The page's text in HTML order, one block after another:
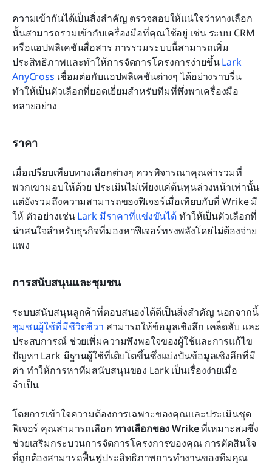
ความเข้ากันได้เป็นสิ่งสำคัญ ตรวจสอบให้แน่ใจว่าทางเลือก
นั้นสามารถรวมเข้ากับเครื่องมือที่คุณใช้อยู่ เช่น ระบบ CRM
หรือแอปพลิเคชันสื่อสาร การรวมระบบนี้สามารถเพิ่ม
ประสิทธิภาพและทำให้การจัดการโครงการง่ายขึ้น Lark
AnyCross เชื่อมต่อกับแอปพลิเคชันต่างๆ ได้อย่างราบรื่น
ทำให้เป็นตัวเลือกที่ยอดเยี่ยมสำหรับทีมที่พึ่งพาเครื่องมือ
หลายอย่าง
ราคา
เมื่อเปรียบเทียบทางเลือกต่างๆ ควรพิจารณาคุณค่ารวมที่
พวกเขามอบให้ด้วย ประเมินไม่เพียงแค่ต้นทุนล่วงหน้าเท่านั้น
แต่ยังรวมถึงความสามารถของฟีเจอร์เมื่อเทียบกับที่ Wrike มี
ให้ ตัวอย่างเช่น Lark มีราคาที่แข่งขันได้ ทำให้เป็นตัวเลือกที่
น่าสนใจสำหรับธุรกิจที่มองหาฟีเจอร์ทรงพลังโดยไม่ต้องจ่าย
แพง
การสนับสนุนและชุมชน
ระบบสนับสนุนลูกค้าที่ตอบสนองได้ดีเป็นสิ่งสำคัญ นอกจากนี้
ชุมชนผู้ใช้ที่มีชีวิตชีวา สามารถให้ข้อมูลเชิงลึก เคล็ดลับ และ
ประสบการณ์ ช่วยเพิ่มความพึงพอใจของผู้ใช้และการแก้ไข
ปัญหา Lark มีฐานผู้ใช้ที่เติบโตขึ้นซึ่งแบ่งปันข้อมูลเชิงลึกที่มี
ค่า ทำให้การหาทีมสนับสนุนของ Lark เป็นเรื่องง่ายเมื่อ
จำเป็น
โดยการเข้าใจความต้องการเฉพาะของคุณและประเมินชุด
ฟีเจอร์ คุณสามารถเลือก ทางเลือกของ Wrike ที่เหมาะสมซึ่ง
ช่วยเสริมกระบวนการจัดการโครงการของคุณ การตัดสินใจ
ที่ถูกต้องสามารถฟื้นฟูประสิทธิภาพการทำงานของทีมคุณ